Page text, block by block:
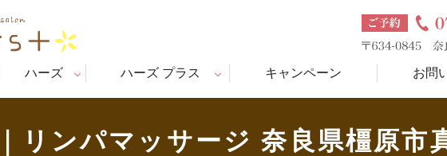
ハーズ ハーズ プラス キャンペーン お問
リンパマッサージ 奈良県橿原市